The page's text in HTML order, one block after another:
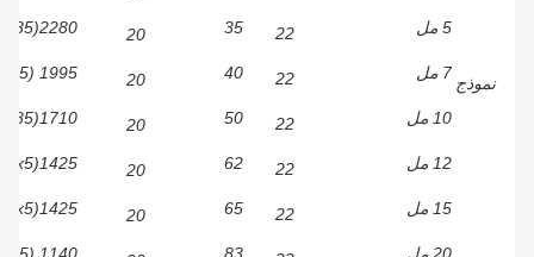
نموذج
5 مل 22
35
20
2280(285×8)
7 مل 22
40
20
1995 (285 × 7)
10 مل 22
50
20
1710(285×6)
12 مل 22
62
20
1425(285x5)
15 مل 22
65
20
1425(285x5)
20 مل 83
1140 (285 × 4)